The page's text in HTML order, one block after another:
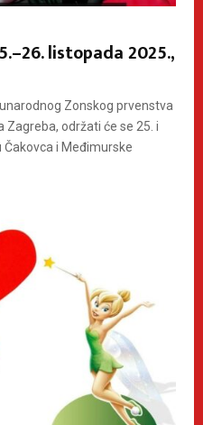
listopada 2025.,
Zonskog prvenstva
Zagreba, održati će se 25. i
i Međimurske